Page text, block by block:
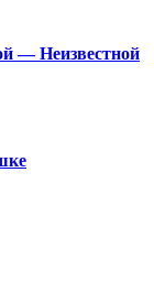
— Неизвестной